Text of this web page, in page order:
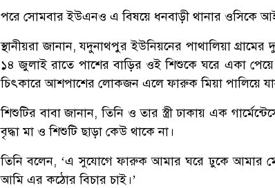
পরে সোমবার ইউএনও এ বিষয়ে ধনবাড়ী থানার ওসিকে
স্থানীয়রা জানান, যদুনাথপুর ইউনিয়নের পাথালিয়া
১৪ জুলাই রাতে পাশের বাড়ির ওই শিশুকে ঘরে একা পেয়ে
চিৎকারে আশপাশের লোকজন এলে ফারুক মিয়া পালিয়ে
শিশুটির বাবা জানান, তিনি ও তার স্ত্রী ঢাকায় এক
বৃদ্ধা মা ও শিশুটি ছাড়া কেউ থাকে না।
তিনি বলেন, ‘এ সুযোগে ফারুক আমার ঘরে ঢুকে আমার
আমি এর কঠোর বিচার চাই।’